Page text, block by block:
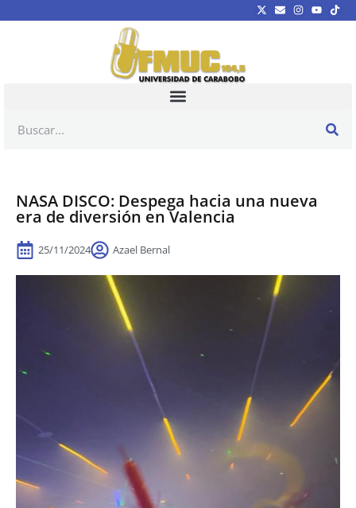
NASA DISCO: Despega hacia una nueva
era de diversión en Valencia
25/11/2024 Azael Bernal